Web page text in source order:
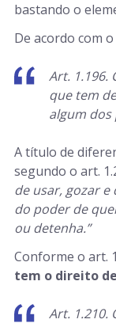
bastando o
De acordo com
Art. 1.196.
que tem
algum dos
A título de
segundo o art.
de usar, gozar e
do poder de
ou detenha.”
Conforme o art.
tem o direito
Art. 1.210.